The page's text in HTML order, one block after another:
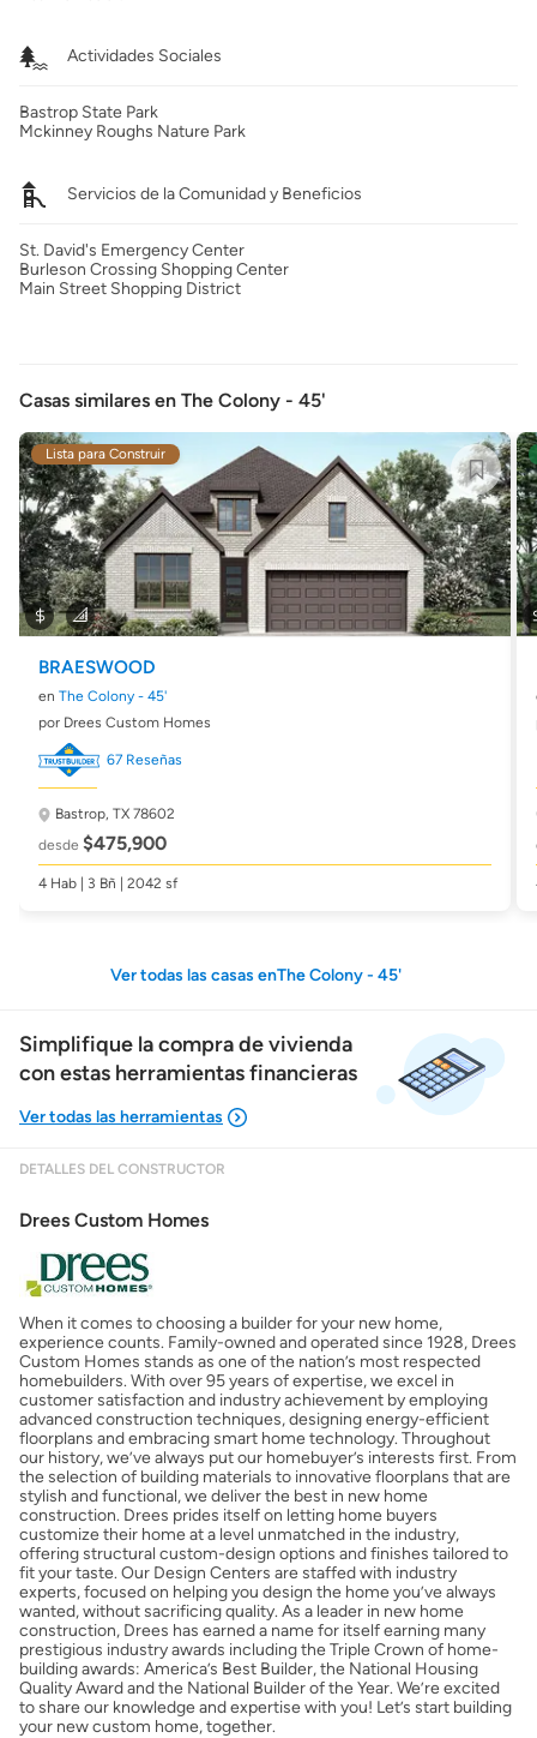
Actividades Sociales
Bastrop State Park
Mckinney Roughs Nature Park
Servicios de la Comunidad y Beneficios
St. David's Emergency Center
Burleson Crossing Shopping Center
Main Street Shopping District
Casas similares en The Colony - 45'
Lista para Construir
BRAESWOOD
en The Colony - 45'
por Drees Custom Homes
67 Reseñas
Bastrop, TX 78602
desde $475,900
4 Hab | 3 Bñ | 2042 sf
Ver todas las casas enThe Colony - 45'
Simplifique la compra de vivienda
con estas herramientas financieras
Costos casa nueva vs. usada
Obtener mi puntaje de crédito
Calcular mi hipoteca
Obtener Aprobación Previa
Preparar mi casa para la venta
Seguro de propietarios
Obtener ofertas por mi casa
DETALLES DEL CONSTRUCTOR
Drees Custom Homes
When it comes to choosing a builder for your new home,
experience counts. Family-owned and operated since 1928, Drees
Custom Homes stands as one of the nation’s most respected
homebuilders. With over 95 years of expertise, we excel in
customer satisfaction and industry achievement by employing
advanced construction techniques, designing energy-efficient
floorplans and embracing smart home technology. Throughout
our history, we’ve always put our homebuyer’s interests first. From
the selection of building materials to innovative floorplans that are
stylish and functional, we deliver the best in new home
construction. Drees prides itself on letting home buyers
customize their home at a level unmatched in the industry,
offering structural custom-design options and finishes tailored to
fit your taste. Our Design Centers are staffed with industry
experts, focused on helping you design the home you’ve always
wanted, without sacrificing quality. As a leader in new home
construction, Drees has earned a name for itself earning many
prestigious industry awards including the Triple Crown of home-
building awards: America’s Best Builder, the National Housing
Quality Award and the National Builder of the Year. We’re excited
to share our knowledge and expertise with you! Let’s start building
your new custom home, together.